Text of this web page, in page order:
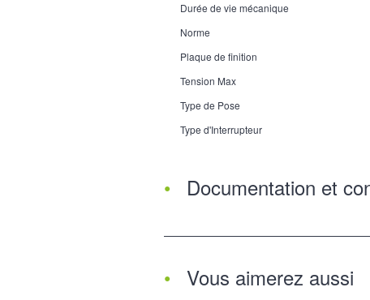
Durée de vie mécanique
Norme
Plaque de finition
Tension Max
Type de Pose
Type d'Interrupteur
Documentation et
Vous aimerez aussi